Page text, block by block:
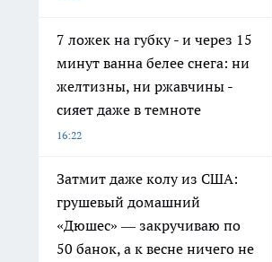
7 ложек на губку - и через 15
минут ванна белее снега: ни
желтизны, ни ржавчины -
сияет даже в темноте
16:22
Затмит даже колу из США:
грушевый домашний
«Дюшес» — закручиваю по
50 банок, а к весне ничего не